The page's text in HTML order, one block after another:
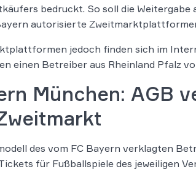
bedruckt. So soll die
autorisierte
jedoch finden sich im
einen Betreiber aus Rheinland Pfalz
München: AGB
des vom FC Bayern verklagten
für Fußballspiele des jeweiligen